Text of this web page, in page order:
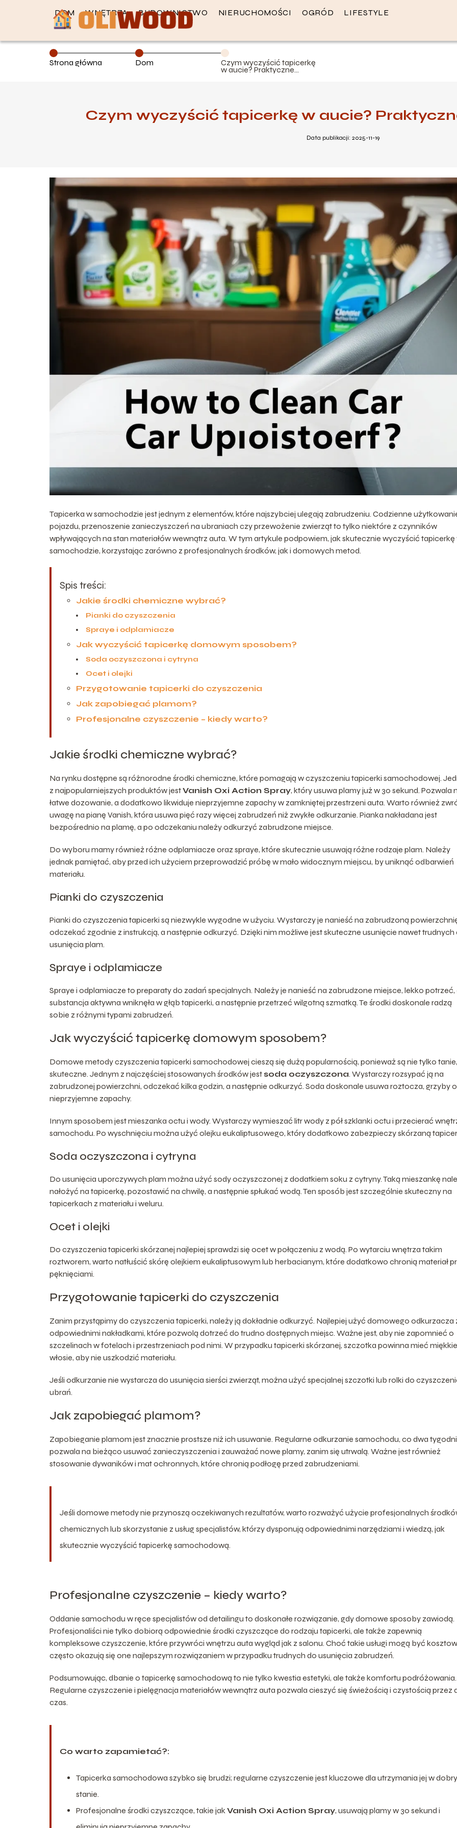
DOM WNĘTRZA BUDOWNICTWO NIERUCHOMOŚCI OGRÓD LIFESTYLE
Strona główna Dom Czym wyczyścić tapicerkę
w aucie? Praktyczne
porady i metody
Czym wyczyścić tapicerkę w aucie?
Data publikacji: 2025-11-19
Tapicerka w samochodzie jest jednym z elementów, które najszybciej ulegają zabrudzeniu. Codzienne
pojazdu, przenoszenie zanieczyszczeń na ubraniach czy przewożenie zwierząt to tylko niektóre z czynników
wpływających na stan materiałów wewnątrz auta. W tym artykule podpowiem, jak skutecznie wyczyścić tapicerkę
samochodzie, korzystając zarówno z profesjonalnych środków, jak i domowych metod.
Spis treści:
Jakie środki chemiczne wybrać?
Pianki do czyszczenia
Spraye i odplamiacze
Jak wyczyścić tapicerkę domowym sposobem?
Soda oczyszczona i cytryna
Ocet i olejki
Przygotowanie tapicerki do czyszczenia
Jak zapobiegać plamom?
Profesjonalne czyszczenie – kiedy warto?
Jakie środki chemiczne wybrać?
Na rynku dostępne są różnorodne środki chemiczne, które pomagają w czyszczeniu tapicerki samochodowej.
z najpopularniejszych produktów jestVanish Oxi Action Spray, który usuwa plamy już w 30 sekund. Pozwala
łatwe dozowanie, a dodatkowo likwiduje nieprzyjemne zapachy w zamkniętej przestrzeni auta. Warto również
uwagę na pianę Vanish, która usuwa pięć razy więcej zabrudzeń niż zwykłe odkurzanie. Pianka nakładana jest
bezpośrednio na plamę, a po odczekaniu należy odkurzyć zabrudzone miejsce.
Do wyboru mamy również różne odplamiacze oraz spraye, które skutecznie usuwają różne rodzaje plam. Należy
jednak pamiętać, aby przed ich użyciem przeprowadzić próbę w mało widocznym miejscu, by uniknąć odbarwień
materiału.
Pianki do czyszczenia
Pianki do czyszczenia tapicerki są niezwykle wygodne w użyciu. Wystarczy je nanieść na zabrudzoną
odczekać zgodnie z instrukcją, a następnie odkurzyć. Dzięki nim możliwe jest skuteczne usunięcie nawet trudnych
usunięcia plam.
Spraye i odplamiacze
Spraye i odplamiacze to preparaty do zadań specjalnych. Należy je nanieść na zabrudzone miejsce, lekko potrzeć,
substancja aktywna wniknęła w głąb tapicerki, a następnie przetrzeć wilgotną szmatką. Te środki doskonale radzą
sobie z różnymi typami zabrudzeń.
Jak wyczyścić tapicerkę domowym sposobem?
Domowe metody czyszczenia tapicerki samochodowej cieszą się dużą popularnością, ponieważ są nie tylko
skuteczne. Jednym z najczęściej stosowanych środków jestsoda oczyszczona. Wystarczy rozsypać ją na
zabrudzonej powierzchni, odczekać kilka godzin, a następnie odkurzyć. Soda doskonale usuwa roztocza, grzyby
nieprzyjemne zapachy.
Innym sposobem jest mieszanka octu i wody. Wystarczy wymieszać litr wody z pół szklanki octu i przecierać
samochodu. Po wyschnięciu można użyć olejku eukaliptusowego, który dodatkowo zabezpieczy skórzaną
Soda oczyszczona i cytryna
Do usunięcia uporczywych plam można użyć sody oczyszczonej z dodatkiem soku z cytryny. Taką mieszankę
nałożyć na tapicerkę, pozostawić na chwilę, a następnie spłukać wodą. Ten sposób jest szczególnie skuteczny na
tapicerkach z materiału i weluru.
Ocet i olejki
Do czyszczenia tapicerki skórzanej najlepiej sprawdzi się ocet w połączeniu z wodą. Po wytarciu wnętrza takim
roztworem, warto natłuścić skórę olejkiem eukaliptusowym lub herbacianym, które dodatkowo chronią materiał
pęknięciami.
Przygotowanie tapicerki do czyszczenia
Zanim przystąpimy do czyszczenia tapicerki, należy ją dokładnie odkurzyć. Najlepiej użyć domowego odkurzacza
odpowiednimi nakładkami, które pozwolą dotrzeć do trudno dostępnych miejsc. Ważne jest, aby nie zapomnieć o
szczelinach w fotelach i przestrzeniach pod nimi. W przypadku tapicerki skórzanej, szczotka powinna mieć miękkie
włosie, aby nie uszkodzić materiału.
Jeśli odkurzanie nie wystarcza do usunięcia sierści zwierząt, można użyć specjalnej szczotki lub rolki do
ubrań.
Jak zapobiegać plamom?
Zapobieganie plamom jest znacznie prostsze niż ich usuwanie. Regularne odkurzanie samochodu, co dwa
pozwala na bieżąco usuwać zanieczyszczenia i zauważać nowe plamy, zanim się utrwalą. Ważne jest również
stosowanie dywaników i mat ochronnych, które chronią podłogę przed zabrudzeniami.
Jeśli domowe metody nie przynoszą oczekiwanych rezultatów, warto rozważyć użycie profesjonalnych
chemicznych lub skorzystanie z usług specjalistów, którzy dysponują odpowiednimi narzędziami i wiedzą, jak
skutecznie wyczyścić tapicerkę samochodową.
Profesjonalne czyszczenie – kiedy warto?
Oddanie samochodu w ręce specjalistów od detailingu to doskonałe rozwiązanie, gdy domowe sposoby zawiodą.
Profesjonaliści nie tylko dobiorą odpowiednie środki czyszczące do rodzaju tapicerki, ale także zapewnią
kompleksowe czyszczenie, które przywróci wnętrzu auta wygląd jak z salonu. Choć takie usługi mogą być
często okazują się one najlepszym rozwiązaniem w przypadku trudnych do usunięcia zabrudzeń.
Podsumowując, dbanie o tapicerkę samochodową to nie tylko kwestia estetyki, ale także komfortu podróżowania.
Regularne czyszczenie i pielęgnacja materiałów wewnątrz auta pozwala cieszyć się świeżością i czystością przez
czas.
Co warto zapamietać?:
Tapicerka samochodowa szybko się brudzi; regularne czyszczenie jest kluczowe dla utrzymania jej w
stanie.
Profesjonalne środki czyszczące, takie jakVanish Oxi Action Spray, usuwają plamy w 30 sekund i